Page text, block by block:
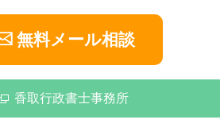
無料メール相談
香取行政書士事務所